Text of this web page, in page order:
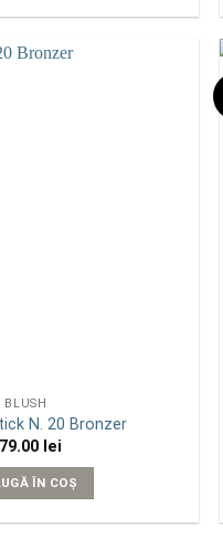
BLUSH
N. 20 Bronzer
lei
ÎN COȘ